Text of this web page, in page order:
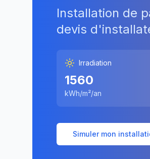
Installation de
devis
Irradiation
1560
kWh/m²/an
Simuler mon